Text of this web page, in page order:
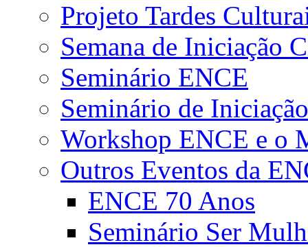
Projeto Tardes
Semana de Iniciação
Seminário ENCE
Seminário de
Workshop ENCE e o
Outros Eventos da
ENCE 70 Anos
Seminário Ser